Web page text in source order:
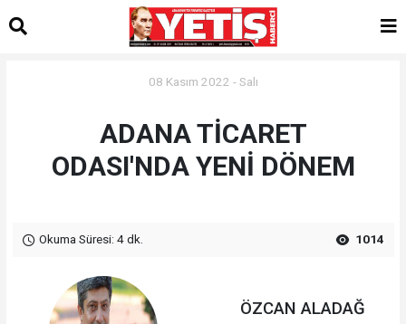
08 Kasım 2022 - Salı
ADANA TİCARET
ODASI'NDA YENİ DÖNEM
Okuma Süresi: 4 dk. 1014
ÖZCAN ALADAĞ